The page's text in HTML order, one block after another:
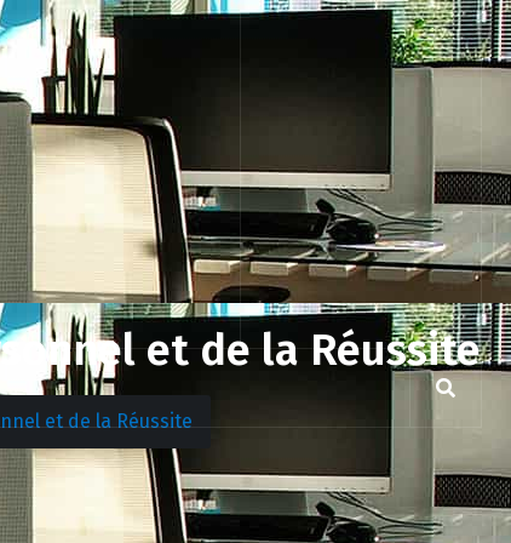
et de la Réussite
et de la Réussite